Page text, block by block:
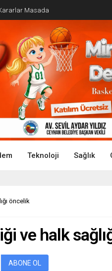
Kararlar Masada
Teknoloji Sağlık
öncelik
ve halk
ABONE OL